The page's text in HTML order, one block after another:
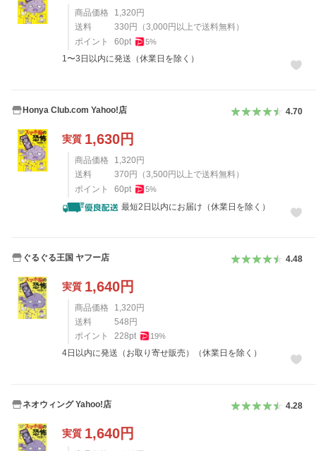
商品価格 1,320 円
送料
330 円 （3,000 円以上で送料無料）
ポイント
60pt 5%
1〜3日以内に発送（休業日を除く）
Honya Club.com Yahoo!店 4.70
実質 1,630円
商品価格 1,320 円
送料
370 円 （3,500 円以上で送料無料）
ポイント
60pt 5%
最短2日以内にお届け（休業日を除く）
ぐるぐる王国 ヤフー店 4.48
実質 1,640円
商品価格 1,320 円
送料
548 円
ポイント
228pt 19%
4日以内に発送（お取り寄せ販売）（休業日を除く）
ネオウィング Yahoo!店 4.28
実質 1,640円